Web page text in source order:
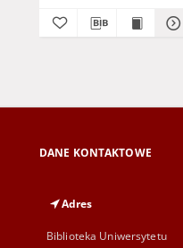
DANE KONTAKTOWE
Adres
Biblioteka Uniwersytetu